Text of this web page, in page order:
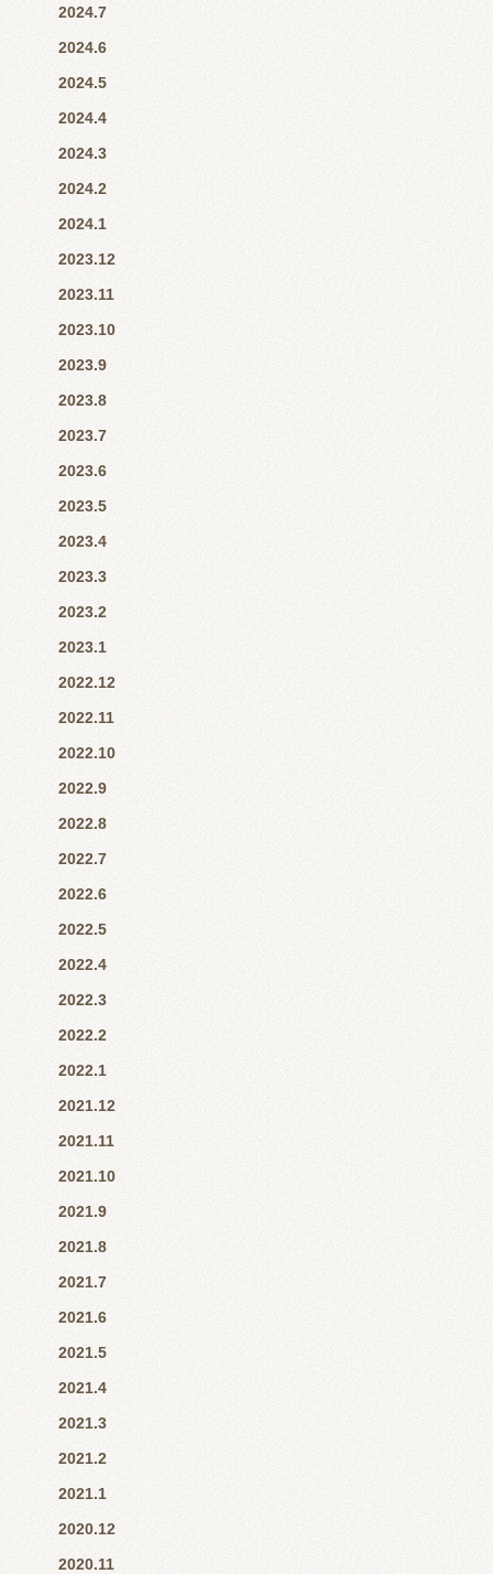
2024.7
2024.6
2024.5
2024.4
2024.3
2024.2
2024.1
2023.12
2023.11
2023.10
2023.9
2023.8
2023.7
2023.6
2023.5
2023.4
2023.3
2023.2
2023.1
2022.12
2022.11
2022.10
2022.9
2022.8
2022.7
2022.6
2022.5
2022.4
2022.3
2022.2
2022.1
2021.12
2021.11
2021.10
2021.9
2021.8
2021.7
2021.6
2021.5
2021.4
2021.3
2021.2
2021.1
2020.12
2020.11